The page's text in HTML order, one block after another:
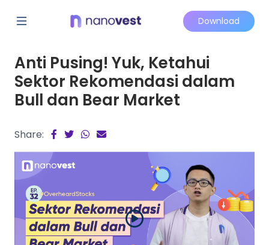
Download
Anti Pusing! Yuk, Ketahui
Sektor Rekomendasi dalam
Bull dan Bear Market
Share: